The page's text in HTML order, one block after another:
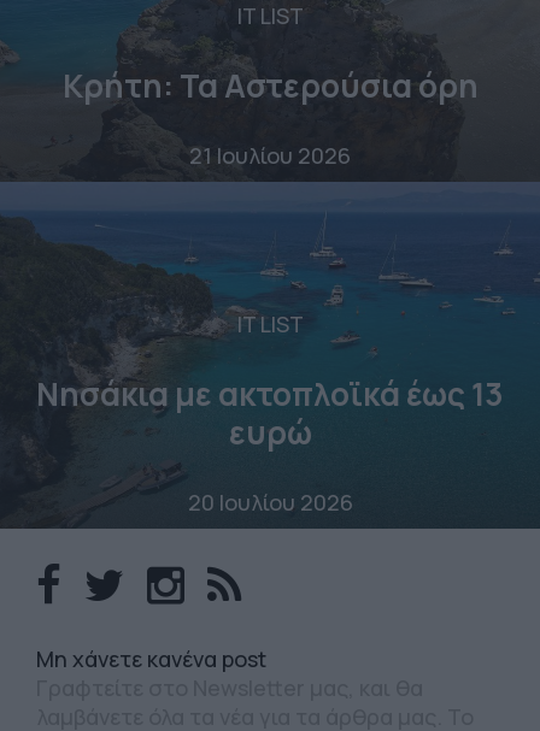
IT LIST
Κρήτη: Τα Αστερούσια όρη
21 Ιουλίου 2026
IT LIST
Νησάκια με ακτοπλοϊκά έως 13
ευρώ
20 Ιουλίου 2026
Mη χάνετε κανένα post